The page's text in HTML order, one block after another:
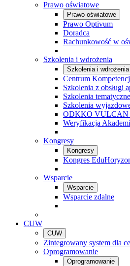
Prawo oświatowe
Prawo oświatowe
Prawo Optivum
Doradca
Rachunkowość w
Szkolenia i wdrożenia
Szkolenia i wdrożenia
Centrum
Szkolenia z obsługi
Szkolenia
Szkolenia
ODKKO VULCAN
Weryfikacja
Kongresy
Kongresy
Kongres
Wsparcie
Wsparcie
Wsparcie zdalne
CUW
CUW
Zintegrowany system dla
Oprogramowanie
Oprogramowanie